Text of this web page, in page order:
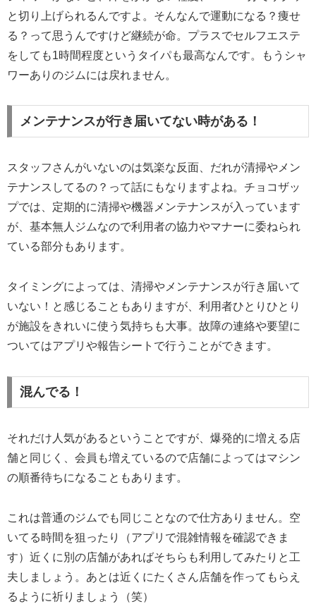
と切り上げられるんですよ。そんなんで運動になる？痩せ
る？って思うんですけど継続が命。プラスでセルフエステ
をしても1時間程度というタイパも最高なんです。もうシャ
ワーありのジムには戻れません。
メンテナンスが行き届いてない時がある！
スタッフさんがいないのは気楽な反面、だれが清掃やメン
テナンスしてるの？って話にもなりますよね。チョコザッ
プでは、定期的に清掃や機器メンテナンスが入っています
が、基本無人ジムなので利用者の協力やマナーに委ねられ
ている部分もあります。
タイミングによっては、清掃やメンテナンスが行き届いて
いない！と感じることもありますが、利用者ひとりひとり
が施設をきれいに使う気持ちも大事。故障の連絡や要望に
ついてはアプリや報告シートで行うことができます。
混んでる！
それだけ人気があるということですが、爆発的に増える店
舗と同じく、会員も増えているので店舗によってはマシン
の順番待ちになることもあります。
これは普通のジムでも同じことなので仕方ありません。空
いてる時間を狙ったり（アプリで混雑情報を確認できま
す）近くに別の店舗があればそちらも利用してみたりと工
夫しましょう。あとは近くにたくさん店舗を作ってもらえ
るように祈りましょう（笑）